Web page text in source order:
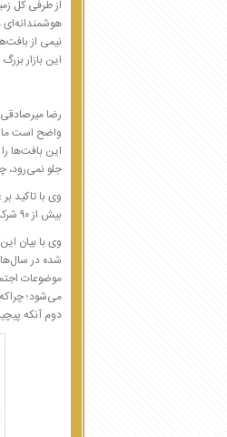
این بازار
رضا
واضح است ما
این بافت‌ها
جلو نمی‌رود،
وی با تاکید
بیش از ۹۰ شرکت برای مشارکت در طرح مسکن امید اعلام آمادگی کرده‌اند.
وی با بیان
شده در
موضوعات
می‌شود؛
دوم آنکه